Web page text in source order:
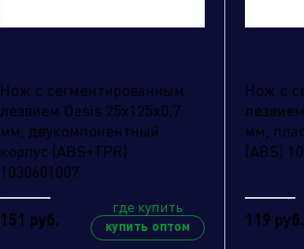
условиями обработки персональных данных.
Отправить
Нож с сегментированным
лезвием Oasis 25х125х0,7
мм, двукомпонентный
корпус (ABS+TPR)
1030601007
151 руб.
где купить
купить оптом
Нож с
мм,
(ABS)
119 руб.